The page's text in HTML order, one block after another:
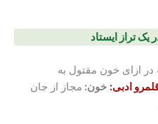
تراز ایستاد
در ازای خون مقتول به
ادبی: خون: مجاز از جان